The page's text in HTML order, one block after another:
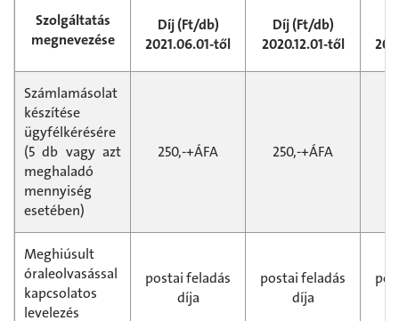
Szolgáltatás
megnevezése
Díj (Ft/db)
2021.06.01-től
Díj (Ft/db)
2020.12.01-től
Számlamásolat
készítése
ügyfélkérésére
(5 db vagy azt
meghaladó
mennyiség
esetében)
250,-+ÁFA 250,-+ÁFA
Meghiúsult
óraleolvasással
kapcsolatos
levelezés
postai feladás
díja
postai feladás
díja